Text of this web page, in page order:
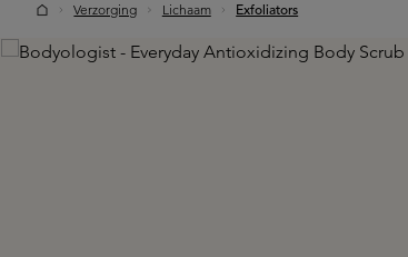
Verzorging Lichaam Exfoliators
Skip image gallery